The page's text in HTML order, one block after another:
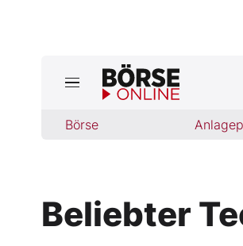
Börse
Börse
Finanz-Check
Beliebter